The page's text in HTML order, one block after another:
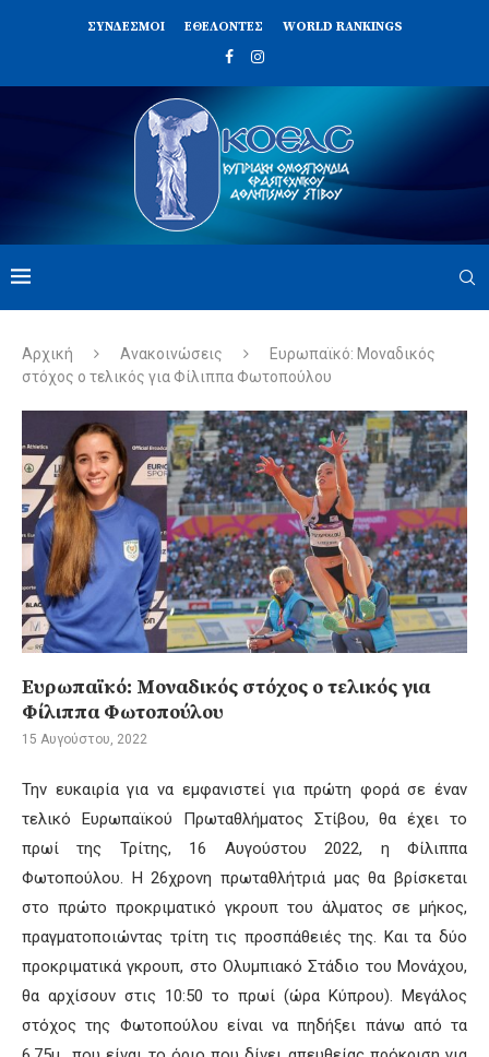
ΣΥΝΔΈΣΜΟΙ ΕΘΕΛΟΝΤΈΣ WORLD RANKINGS
Αρχική Ανακοινώσεις
Ευρωπαϊκό: Μοναδικός
στόχος ο τελικός για Φίλιππα Φωτοπούλου
Ευρωπαϊκό: Μοναδικός στόχος ο τελικός για
Φίλιππα Φωτοπούλου
15 Αυγούστου, 2022
Την ευκαιρία για να εμφανιστεί για πρώτη φορά σε έναν
τελικό Ευρωπαϊκού Πρωταθλήματος Στίβου, θα έχει το
πρωί της Τρίτης, 16 Αυγούστου 2022, η Φίλιππα
Φωτοπούλου. Η 26χρονη πρωταθλήτριά μας θα βρίσκεται
στο πρώτο προκριματικό γκρουπ του άλματος σε μήκος,
πραγματοποιώντας τρίτη τις προσπάθειές της. Και τα δύο
προκριματικά γκρουπ, στο Ολυμπιακό Στάδιο του Μονάχου,
θα αρχίσουν στις 10:50 το πρωί (ώρα Κύπρου). Μεγάλος
στόχος της Φωτοπούλου είναι να πηδήξει πάνω από τα